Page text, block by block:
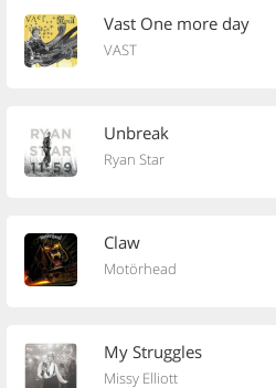
Vast One more day
VAST
Unbreak
Ryan Star
Claw
Motörhead
My Struggles
Missy Elliott